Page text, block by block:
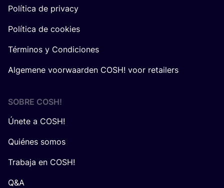
Política de privacy
Política de cookies
Términos y Condiciones
Algemene voorwaarden COSH! voor retailers
SOBRE COSH!
Únete a COSH!
Quiénes somos
Trabaja en COSH!
Q&A